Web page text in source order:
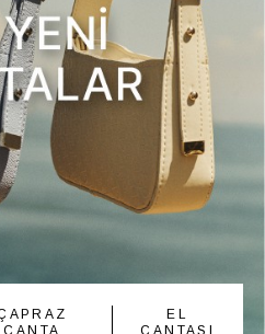
ÇANTA
EL
ÇANTASI